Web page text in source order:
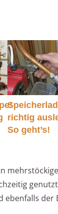
richtig
So geht’s!